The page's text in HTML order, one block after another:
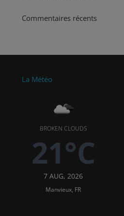
Commentaires récents
La Météo
BROKEN CLOUDS
21°C
7 AUG, 2026
Manvieux, FR